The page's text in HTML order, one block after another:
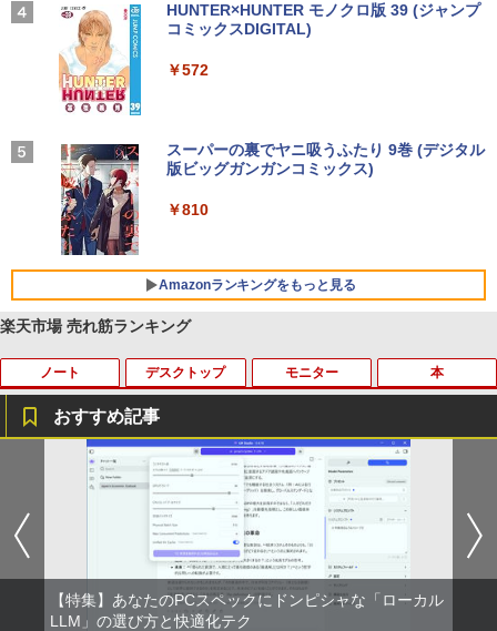
【2026年アップグレード版】AOKIMI ワイヤ
レスイヤホン bluetooth イヤホン V12 小型
るーとゅーす コードレス ENCノイズキャン
￥1,964
￥3,480
On My Road (Stadium ver.)
BUGS LIFE
by Amazon 炭酸水 ラベルレス 500ml ×24本
art Basic)
コカ・コーラ やかんの麦茶 from 爽健美茶 ラ
HUNTER×HUNTER モノクロ版 39 (ジャンプ
コミックスDIGITAL)
￥572
スーパーの裏でヤニ吸うふたり 9巻 (デジタル
版ビッグガンガンコミックス)
￥810
Amazonランキングをもっと見る
楽天市場 売れ筋ランキング
ノート
中古パソコン | Dell | Latitude 3590 | Wi
ndows11 | ノートPC | 一年保証 | 第8世
代 | Core i5 8250U 1.6(〜最大3.4)GHz |
MEM:8GB | SSD:256GB(新品) | 光学ド
ライブ:非搭載 | 無線LAN:あり | Webカ
メラ内蔵 | テンキー | Win11Pro64Bit | A
Cアダプター付属
￥18,000
デスクトップ
【★最大100%ポイント】おまかせ 中古
パソコン Windows XP Celeron or Core
2 メモリ 4GB HDD 250GB DVDドライブ
搭載 リフレッシュPC デスクトップ 中古
安心保証 初期設定不要
￥9,980
モニター
【おまかせ】モニター 23インチ 1920x1
080 フルHD HDMI PCモニター 中古ディ
スプレイ
￥6,600
【500円クーポン＋ポイント最大31.5%還
本
オレンジページ 2026 10/17号増刊＜グレ
ー＞ [雑誌]
￥1,689
送料無料【中古】剣客商売 1〜54巻 まで
おすすめ記事
【特集】あなたのPCスペックにドンピシャな「ローカル
LLM」の選び方と快適化テク